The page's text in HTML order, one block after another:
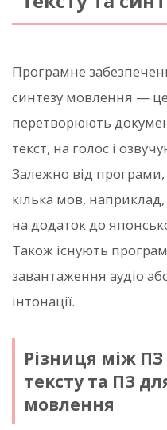
Програмне
синтезу мовлення —
перетворюють
текст, на голос і
Залежно від
кілька мов, наприклад,
на додаток до
Також існують
завантаження аудіо
інтонації.
Різниця між
тексту та ПЗ
мовлення